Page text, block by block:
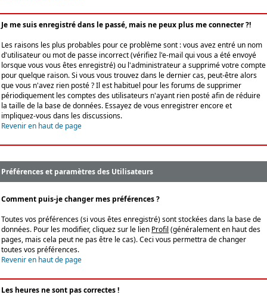
Je me suis enregistré dans le passé, mais ne peux plus me connecter ?!
Les raisons les plus probables pour ce problème sont : vous avez entré un nom
d'utilisateur ou mot de passe incorrect (vérifiez l'e-mail qui vous a été envoyé
lorsque vous vous êtes enregistré) ou l'administrateur a supprimé votre compte
pour quelque raison. Si vous vous trouvez dans le dernier cas, peut-être alors
que vous n'avez rien posté ? Il est habituel pour les forums de supprimer
périodiquement les comptes des utilisateurs n'ayant rien posté afin de réduire
la taille de la base de données. Essayez de vous enregistrer encore et
impliquez-vous dans les discussions.
Revenir en haut de page
Préférences et paramètres des Utilisateurs
Comment puis-je changer mes préférences ?
Toutes vos préférences (si vous êtes enregistré) sont stockées dans la base de
données. Pour les modifier, cliquez sur le lien Profil (généralement en haut des
pages, mais cela peut ne pas être le cas). Ceci vous permettra de changer
toutes vos préférences.
Revenir en haut de page
Les heures ne sont pas correctes !